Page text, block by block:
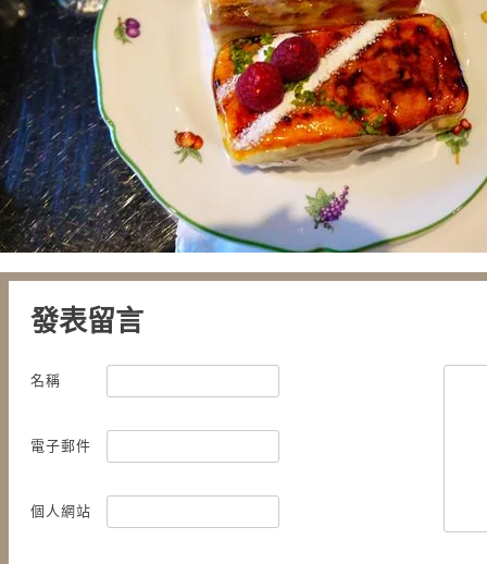
發表留言
名稱
電子郵件
個人網站